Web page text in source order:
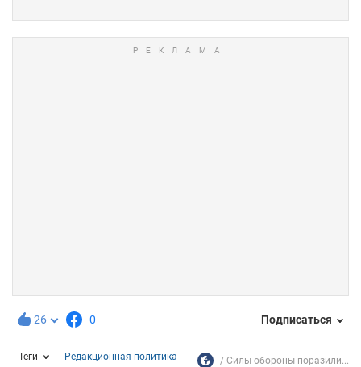
26 0 Подписаться
Теги Редакционная политика Силы обороны поразили...